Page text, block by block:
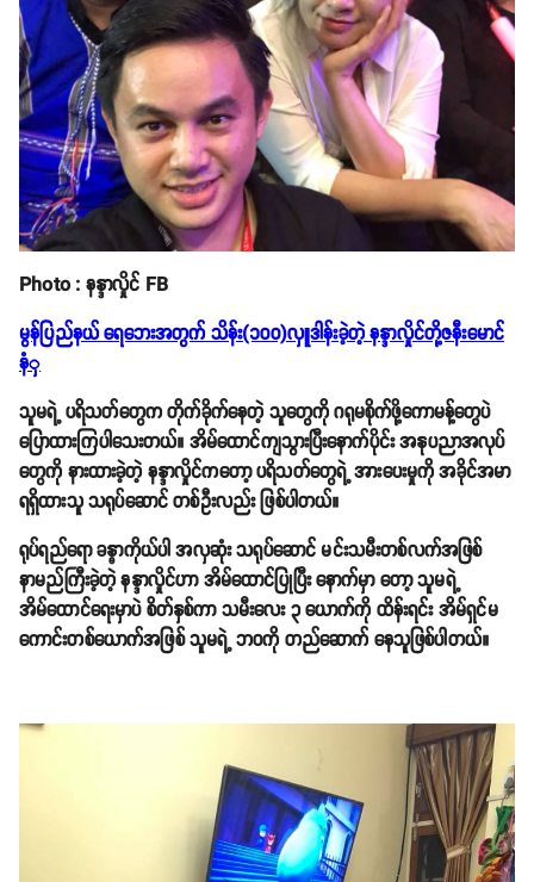
Photo : နန္ဒာလှိုင် FB
မွန်ပြည်နယ် ရေဘေးအတွက် သိန်း(၁၀၀)လှူဒါန်းခဲ့တဲ့ နန္ဒာလှိုင်တို့ဇနီးမောင်
နံှ
သူမရဲ့ ပရိသတ်တွေက တိုက်ခိုက်နေတဲ့ သူတွေကို ဂရုမစိုက်ဖို့ကောမန့်တွေပဲ
ပြောထားကြပါသေးတယ်။ အိမ်ထောင်ကျသွားပြီးနောက်ပိုင်း အနုပညာအလုပ်
တွေကို နားထားခဲ့တဲ့ နန္ဒာလှိုင်ကတော့ ပရိသတ်တွေရဲ့ အားပေးမှုကို အခိုင်အမာ
ရရှိထားသူ သရုပ်ဆောင် တစ်ဦးလည်း ဖြစ်ပါတယ်။
ရုပ်ရည်ရော ခန္ဓာကိုယ်ပါ အလှဆုံး သရုပ်ဆောင် မင်းသမီးတစ်လက်အဖြစ်
နာမည်ကြီးခဲ့တဲ့ နန္ဒာလှိုင်ဟာ အိမ်ထောင်ပြုပြီး နောက်မှာ တော့ သူမရဲ့
အိမ်ထောင်ရေးမှာပဲ စိတ်နှစ်ကာ သမီးလေး ၃ ယောက်ကို ထိန်းရင်း အိမ်ရှင်မ
ကောင်းတစ်ယောက်အဖြစ် သူမရဲ့ ဘဝကို တည်ဆောက် နေသူဖြစ်ပါတယ်။